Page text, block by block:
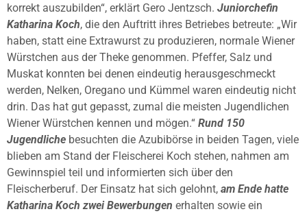
korrekt auszubilden“, erklärt Gero Jentzsch. Juniorchefin
Katharina Koch, die den Auftritt ihres Betriebes betreute: „Wir
haben, statt eine Extrawurst zu produzieren, normale Wiener
Würstchen aus der Theke genommen. Pfeffer, Salz und
Muskat konnten bei denen eindeutig herausgeschmeckt
werden, Nelken, Oregano und Kümmel waren eindeutig nicht
drin. Das hat gut gepasst, zumal die meisten Jugendlichen
Wiener Würstchen kennen und mögen.“ Rund 150
Jugendliche besuchten die Azubibörse in beiden Tagen, viele
blieben am Stand der Fleischerei Koch stehen, nahmen am
Gewinnspiel teil und informierten sich über den
Fleischerberuf. Der Einsatz hat sich gelohnt, am Ende hatte
Katharina Koch zwei Bewerbungen erhalten sowie ein